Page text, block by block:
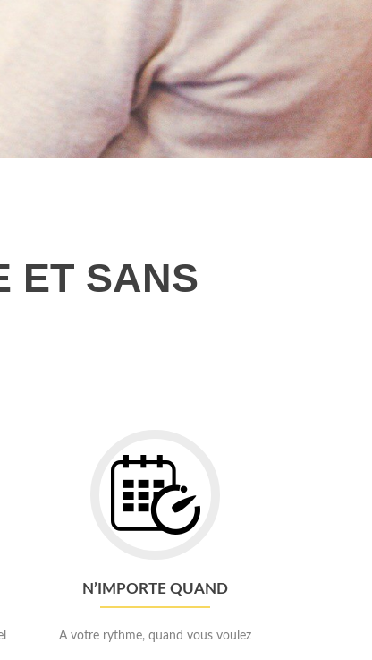
ET SANS
to
N’importe
quand
N’IMPORTE QUAND
A votre rythme, quand vous voulez